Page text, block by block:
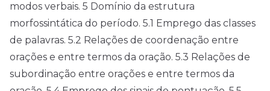
modos verbais. 5 Domínio da estrutura
morfossintática do período. 5.1 Emprego das classes
de palavras. 5.2 Relações de coordenação entre
orações e entre termos da oração. 5.3 Relações de
subordinação entre orações e entre termos da